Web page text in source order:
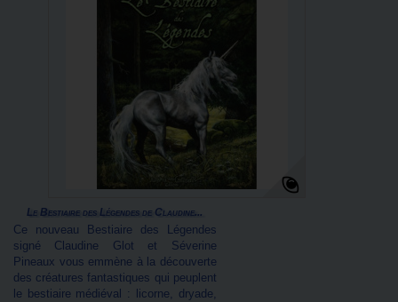
Le Bestiaire des Légendes de Claudine...
Ce nouveau Bestiaire des Légendes
signé Claudine Glot et Séverine
Pineaux vous emmène à la découverte
des créatures fantastiques qui peuplent
le bestiaire médiéval : licorne, dryade,